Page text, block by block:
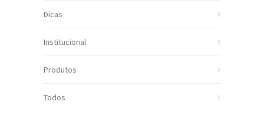
Dicas
Institucional
Produtos
Todos